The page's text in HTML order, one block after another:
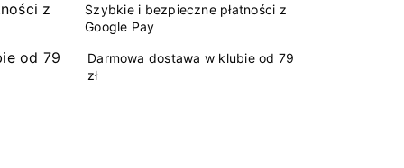
Szybkie i bezpieczne płatności z
Google Pay
Darmowa dostawa w klubie od 79
zł